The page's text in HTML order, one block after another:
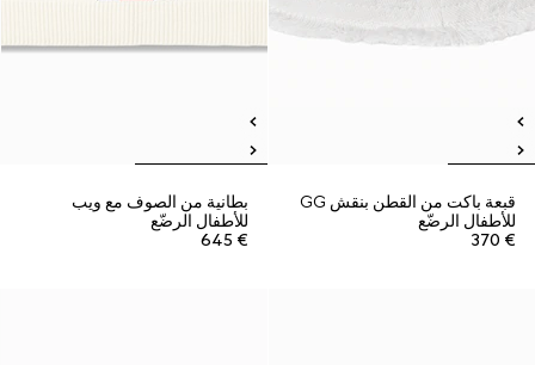
قبعة باكت من القطن بنقش GG
للأطفال الرضّع
€ 370
بطانية من الصوف مع ويب
للأطفال الرضّع
€ 645